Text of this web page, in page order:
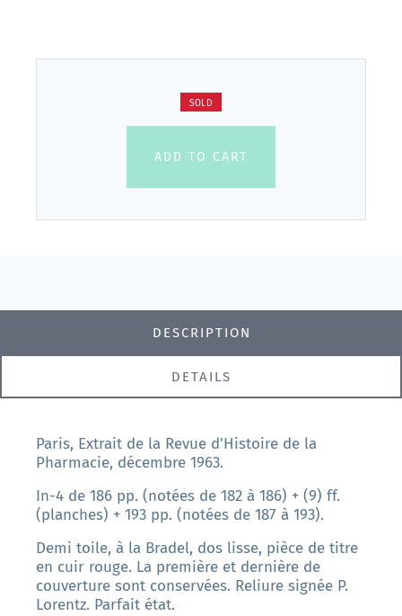
SOLD
ADD TO CART
DESCRIPTION
DETAILS
Paris, Extrait de la Revue d'Histoire de la
Pharmacie, décembre 1963.
In-4 de 186 pp. (notées de 182 à 186) + (9) ff.
(planches) + 193 pp. (notées de 187 à 193).
Demi toile, à la Bradel, dos lisse, pièce de titre
en cuir rouge. La première et dernière de
couverture sont conservées. Reliure signée P.
Lorentz. Parfait état.